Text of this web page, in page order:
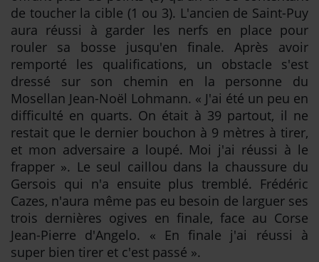
de toucher la cible (1 ou 3). L'ancien de Saint-Puy
aura réussi à garder les nerfs en place pour
rouler sa bosse jusqu'en finale. Après avoir
remporté les qualifications, un obstacle s'est
dressé sur son chemin en la personne du
Mosellan Jean-Noël Lohmann. « J'ai été un peu en
difficulté en quarts. On était à 39 partout, il ne
restait que le dernier bouchon à 9 mètres à tirer,
et mon adversaire a loupé. Moi j'ai réussi à le
frapper ». Le seul caillou dans la chaussure du
Gersois qui n'a ensuite plus tremblé. Frédéric
Cazes, n'aura même pas eu besoin de larguer ses
trois dernières ogives en finale, face au Corse
Jean-Pierre d'Angelo. « En finale j'ai réussi à
super bien tirer et c'est passé ».